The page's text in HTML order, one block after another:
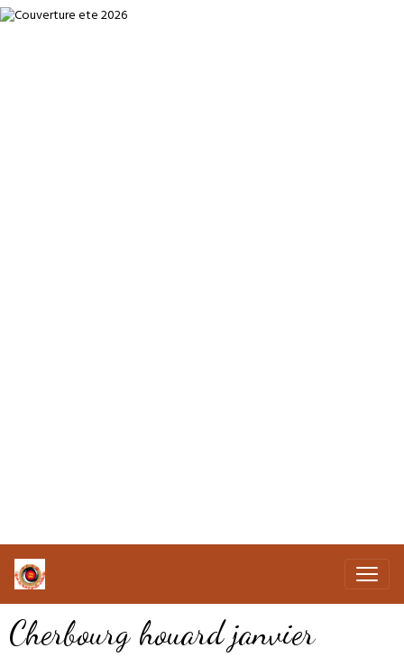
Cherbourg houard janvier